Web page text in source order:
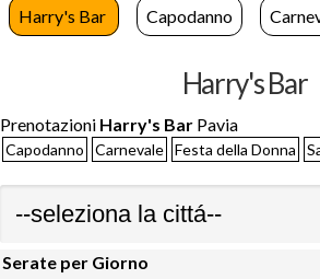
Harry's Bar Capodanno
Harry's Bar
Prenotazioni Harry's Bar Pavia
Capodanno Carnevale Festa della Donna
Serate per Giorno